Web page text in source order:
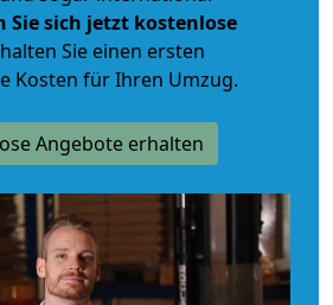
Sie sich jetzt kostenlose
Sie einen ersten
Kosten für Ihren Umzug.
Angebote erhalten